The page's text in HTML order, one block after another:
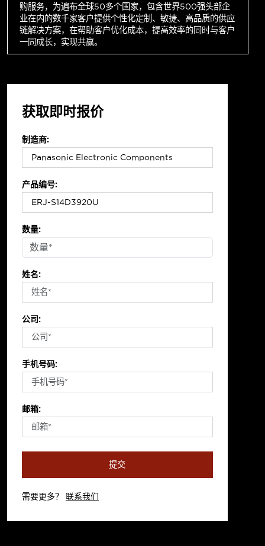
购服务，为遍布全球50多个国家，包含世界500强头部企
业在内的数千家客户提供个性化定制、敏捷、高品质的供应
链解决方案，在帮助客户优化成本，提高效率的同时与客户
一同成长，实现共赢。
获取即时报价
制造商:
产品编号:
数量:
姓名:
公司:
手机号码:
邮箱:
提交
需要更多？ 联系我们